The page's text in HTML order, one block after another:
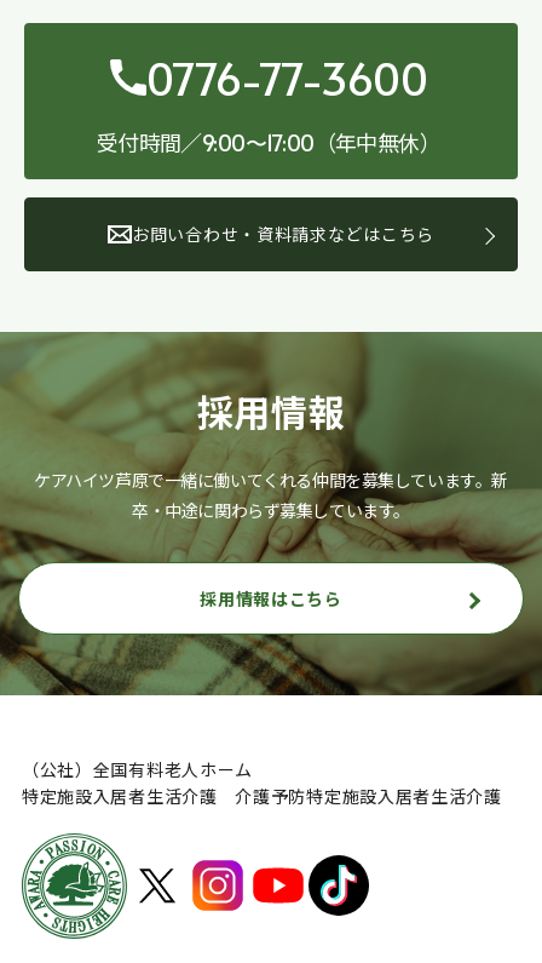
0776-77-3600
受付時間／9:00〜17:00 （年中無休）
お問い合わせ・資料請求などはこちら
採用情報
ケアハイツ芦原で一緒に働いてくれる仲間を募集しています。新
卒・中途に関わらず募集しています。
採用情報はこちら
（公社）全国有料老人ホーム
特定施設入居者生活介護 介護予防特定施設入居者生活介護